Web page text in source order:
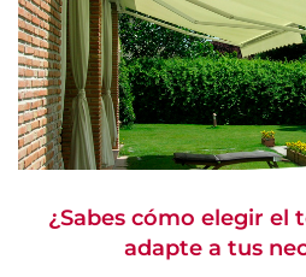
¿Sabes cómo elegir el
adapte a tus